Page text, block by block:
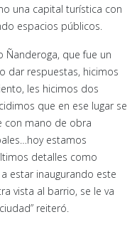
una capital turística con
espacios públicos.
Ñanderoga, que fue un
dar respuestas, hicimos
les hicimos dos
que en ese lugar se
con mano de obra
estamos
detalles como
estar inaugurando este
vista al barrio, se le va
reiteró.